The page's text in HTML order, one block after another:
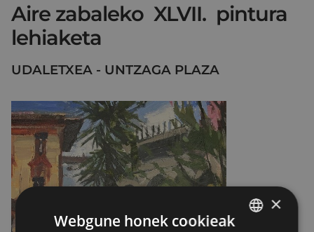
Aire zabaleko XLVII. pintura
lehiaketa
UDALETXEA - UNTZAGA PLAZA
×
Webgune honek cookieak